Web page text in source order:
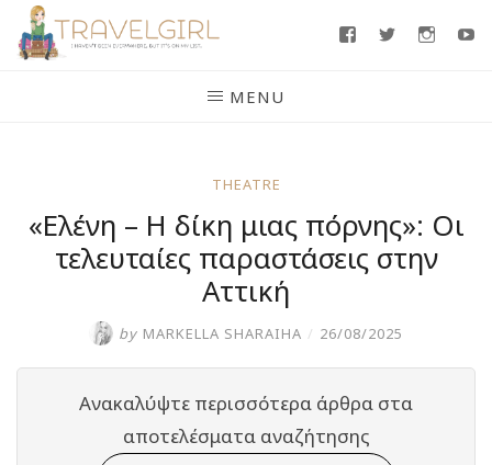
Skip
FacebookTwitter
MENU
THEATRE
«Ελένη – Η δίκη μιας πόρνης»: Οι
τελευταίες παραστάσεις στην
Αττική
by MARKELLA SHARAIHA / 26/08/2025
Ανακαλύψτε περισσότερα άρθρα στα
αποτελέσματα αναζήτησης